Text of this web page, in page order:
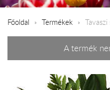
Főoldal Termékek Tavaszi
A termék